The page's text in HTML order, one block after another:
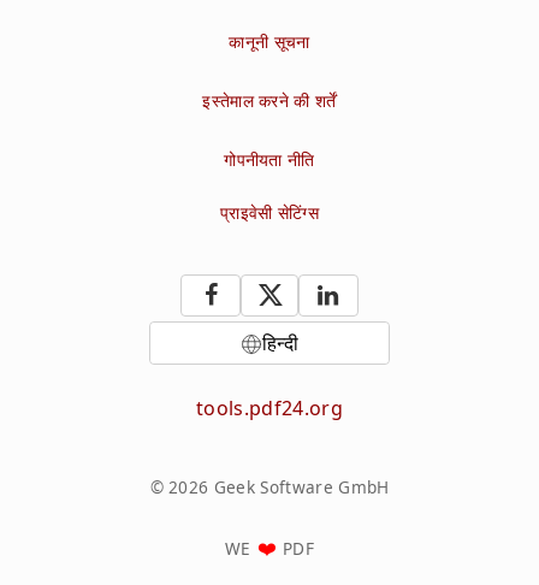
कानूनी सूचना
इस्तेमाल करने की शर्तें
गोपनीयता नीति
प्राइवेसी सेटिंग्स
हिन्दी
tools.pdf24.org
© 2026 Geek Software GmbH
WE PDF